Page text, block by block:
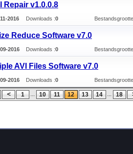
Repair v1.0.0.8
2016 Downloads :0
Reduce Software v7.0
2016 Downloads :0
AVI Files Software v7.0
2016 Downloads :0
1 ... 10 11 12 13 14 ... 18